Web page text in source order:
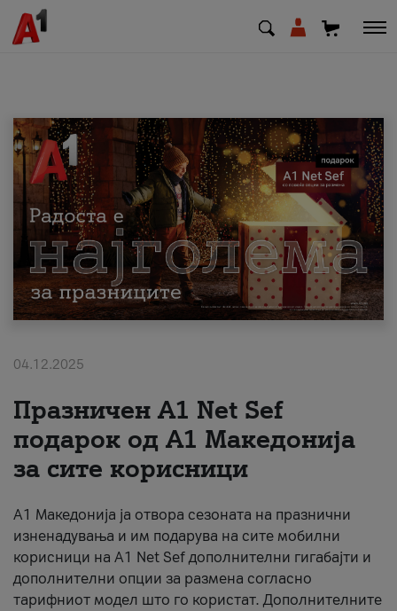
МК EN SQ
Приватни Деловни
Поддршка
Надополни кредит
За нас
#ПодобарОнлајн
04.12.2025
Празничен A1 Net Sеf
подарок од А1 Македонија
за сите корисници
А1 Македонија ја отвора сезоната на празнични
изненадувања и им подарува на сите мобилни
корисници на A1 Net Sef дополнителни гигабајти и
дополнителни опции за размена согласно
тарифниот модел што го користат. Дополнителните